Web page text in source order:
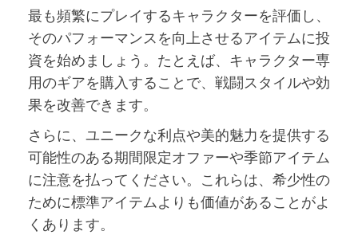
最も頻繁にプレイするキャラクターを評価し、
そのパフォーマンスを向上させるアイテムに投
資を始めましょう。たとえば、キャラクター専
用のギアを購入することで、戦闘スタイルや効
果を改善できます。
さらに、ユニークな利点や美的魅力を提供する
可能性のある期間限定オファーや季節アイテム
に注意を払ってください。これらは、希少性の
ために標準アイテムよりも価値があることがよ
くあります。